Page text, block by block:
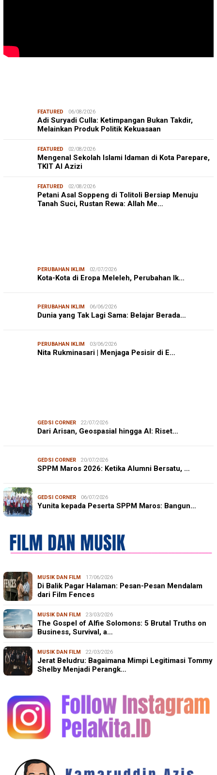
FEATURED 06/08/2026
Adi Suryadi Culla: Ketimpangan Bukan Takdir,
Melainkan Produk Politik Kekuasaan
FEATURED 02/08/2026
Mengenal Sekolah Islami Idaman di Kota Parepare,
TKIT Al Azizi
FEATURED 02/08/2026
Petani Asal Soppeng di Tolitoli Bersiap Menuju
Tanah Suci, Rustan Rewa: Allah Me…
PERUBAHAN IKLIM 02/07/2026
Kota-Kota di Eropa Meleleh, Perubahan Ik…
PERUBAHAN IKLIM 06/06/2026
Dunia yang Tak Lagi Sama: Belajar Berada…
PERUBAHAN IKLIM 03/06/2026
Nita Rukminasari | Menjaga Pesisir di E…
GEDSI CORNER 22/07/2026
Dari Arisan, Geospasial hingga AI: Riset…
GEDSI CORNER 20/07/2026
SPPM Maros 2026: Ketika Alumni Bersatu, …
GEDSI CORNER 06/07/2026
Yunita kepada Peserta SPPM Maros: Bangun…
MUSIK DAN FILM 17/06/2026
Di Balik Pagar Halaman: Pesan-Pesan Mendalam
dari Film Fences
MUSIK DAN FILM 23/03/2026
The Gospel of Alfie Solomons: 5 Brutal Truths on
Business, Survival, a…
MUSIK DAN FILM 22/03/2026
Jerat Beludru: Bagaimana Mimpi Legitimasi Tommy
Shelby Menjadi Perangk…